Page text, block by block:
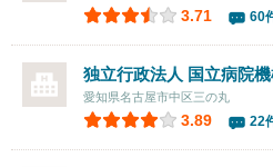
3.71 60
独立行政法人 国立病院
愛知県名古屋市中区三の丸
3.89 22